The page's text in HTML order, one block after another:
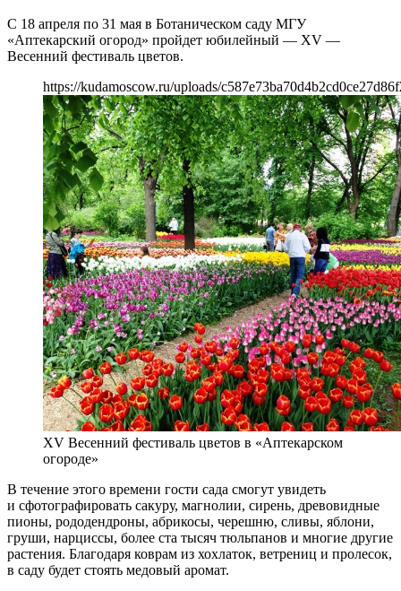
С 18 апреля по 31 мая в Ботаническом саду МГУ
«Аптекарский огород» пройдет юбилейный — XV —
Весенний фестиваль цветов.
https://kudamoscow.ru/uploads/
XV Весенний фестиваль цветов в «Аптекарском
огороде»
В течение этого времени гости сада смогут увидеть
и сфотографировать сакуру, магнолии, сирень, древовидные
пионы, рододендроны, абрикосы, черешню, сливы, яблони,
груши, нарциссы, более ста тысяч тюльпанов и многие другие
растения. Благодаря коврам из хохлаток, ветрениц и пролесок,
в саду будет стоять медовый аромат.